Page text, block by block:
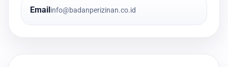
Email info@badanperizinan.co.id